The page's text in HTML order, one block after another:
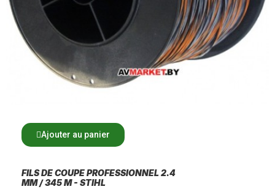
Ajouter au panier
FILS DE COUPE PROFESSIONNEL 2.4
MM / 345 M - STIHL